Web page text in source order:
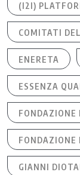
(I2I)
COMITATI
ENERETA
ESSENZA
FONDAZIONE
GIANNI